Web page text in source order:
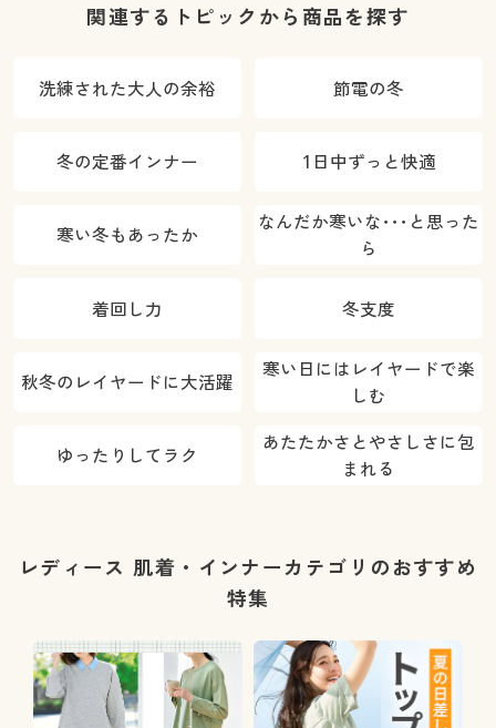
(スマートヒー
関連するトピックから商品を探す
洗練された大人の余裕 節電の冬
冬の定番インナー 1日中ずっと快適
寒い冬もあったか
なんだか寒いな･･･と思った
ら
着回し力 冬支度
秋冬のレイヤードに大活躍
寒い日にはレイヤードで楽
しむ
ゆったりしてラク
あたたかさとやさしさに包
まれる
レディース 肌着・インナーカテゴリのおすすめ
特集